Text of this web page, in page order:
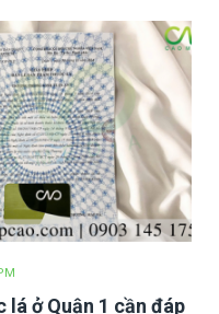
lá ở Quận 1 cần đáp